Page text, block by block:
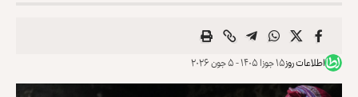
اطلاعات روز۱۵ جوزا ۱۴۰۵ - ۵ جون ۲۰۲۶